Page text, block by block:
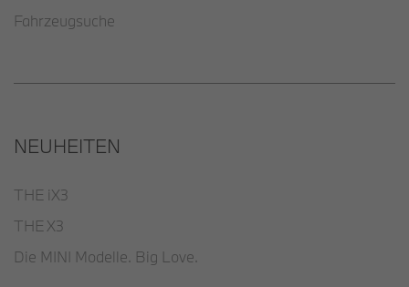
Fahrzeugsuche
NEUHEITEN
THE iX3
THE X3
Die MINI Modelle. Big Love.